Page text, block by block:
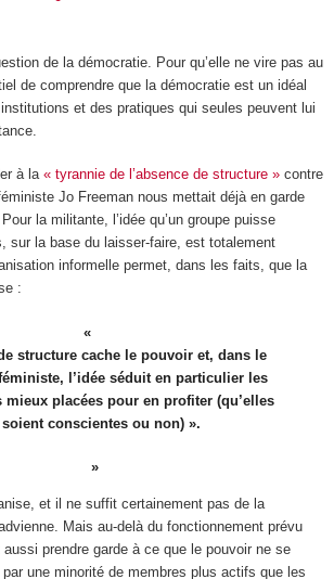
de la démocratie. Pour qu’elle ne vire pas au
de comprendre que la démocratie est un idéal
et des pratiques qui seules peuvent lui
à la « tyrannie de l’absence de structure »contre
Jo Freeman nous mettait déjà en garde
la militante, l’idée qu’un groupe puisse
sur la base du laisser-faire, est totalement
informelle permet, dans les faits, que la
:
structure cache le pouvoir et, dans le
l’idée séduit en particulier les
mieux placées pour en profiter (qu’elles
conscientes ou non) ».
et il ne suffit certainement pas de la
Mais au-delà du fonctionnement prévu
prendre garde à ce que le pouvoir ne se
une minorité de membres plus actifs que les